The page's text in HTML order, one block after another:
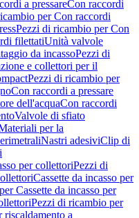
a pressareCon raccordi
per Con raccordi
Pezzi di ricambio per Con
filettatiUnità valvole
da incassoPezzi di
e collettori per il
Pezzi di ricambio per
Con raccordi a pressare
dell'acquaCon raccordi
Valvole di sfiato
per la
Nastri adesiviClip di
per collettoriPezzi di
Cassette da incasso per
Cassette da incasso per
Pezzi di ricambio per
a